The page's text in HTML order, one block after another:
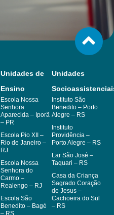
Unidades de
Ensino
Escola Nossa
Senhora
Aparecida – Iporã
– PR
Escola Pio XII –
Rio de Janeiro –
RJ
Escola Nossa
Senhora do
Carmo –
Realengo – RJ
Escola São
Benedito – Bagé
Unidades
Instituto São
Benedito – Porto
Alegre – RS
Instituto
Providência –
Porto Alegre – RS
Lar São José –
Taquari – RS
Casa da Criança
Sagrado Coração
de Jesus –
Cachoeira do Sul
– RS